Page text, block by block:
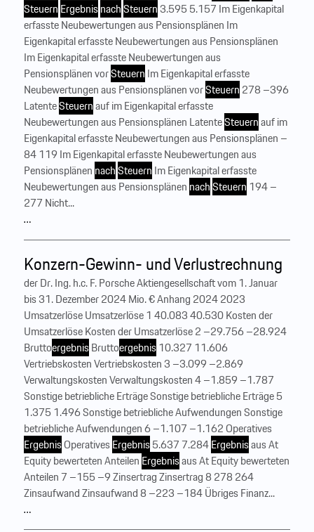
Steuern ErgebnisnachSteuern 3.595 5.157 Im Eigenkapital
erfasste Neubewertungen aus Pensionsplänen Im
Eigenkapital erfasste Neubewertungen aus Pensionsplänen
Im Eigenkapital erfasste Neubewertungen aus
Pensionsplänen vorSteuern Im Eigenkapital erfasste
Neubewertungen aus Pensionsplänen vorSteuern 278 –396
LatenteSteuernauf im Eigenkapital erfasste
Neubewertungen aus Pensionsplänen LatenteSteuernauf im
Eigenkapital erfasste Neubewertungen aus Pensionsplänen –
84 119 Im Eigenkapital erfasste Neubewertungen aus
Pensionsplänen nachSteuern Im Eigenkapital erfasste
Neubewertungen aus Pensionsplänen nachSteuern 194 –
277 Nicht...
…
Konzern-Gewinn- und Verlustrechnung
der Dr. Ing. h.c. F. Porsche Aktiengesellschaft vom 1. Januar
bis 31. Dezember 2024 Mio. € Anhang 2024 2023
Umsatzerlöse Umsatzerlöse 1 40.083 40.530 Kosten der
Umsatzerlöse Kosten der Umsatzerlöse 2 –29.756 –28.924
BruttoergebnisBruttoergebnis10.327 11.606
Vertriebskosten Vertriebskosten 3 –3.099 –2.869
Verwaltungskosten Verwaltungskosten 4 –1.859 –1.787
Sonstige betriebliche Erträge Sonstige betriebliche Erträge 5
1.375 1.496 Sonstige betriebliche Aufwendungen Sonstige
betriebliche Aufwendungen 6 –1.107 –1.162 Operatives
ErgebnisOperativesErgebnis5.637 7.284Ergebnisaus At
Equity bewerteten Anteilen Ergebnisaus At Equity bewerteten
Anteilen 7 –155 –9 Zinsertrag Zinsertrag 8 278 264
Zinsaufwand Zinsaufwand 8 –223 –184 Übriges Finanz...
…